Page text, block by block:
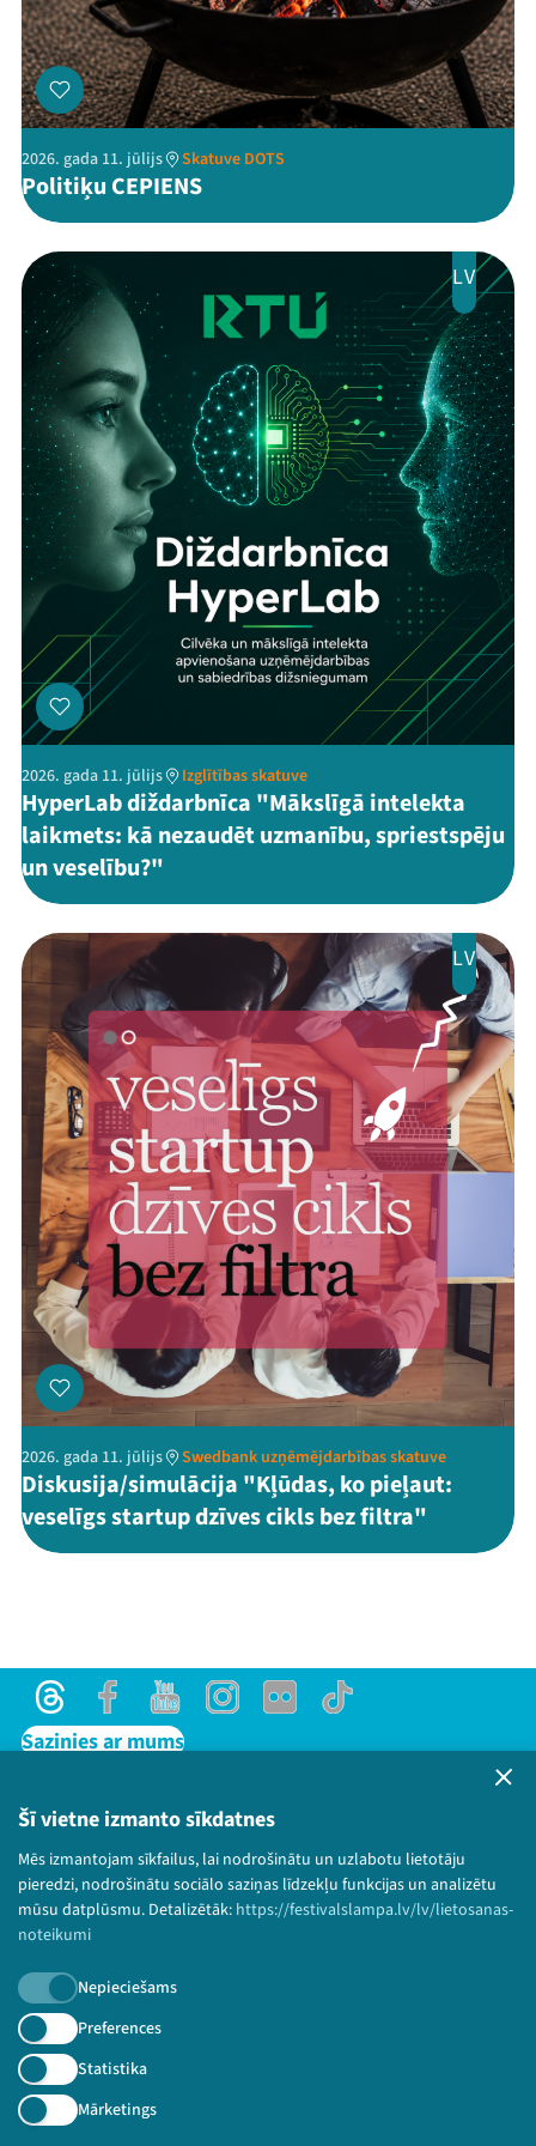
Šī vietne izmanto sīkdatnes
Mēs izmantojam sīkfailus, lai nodrošinātu un uzlabotu lietotāju
pieredzi, nodrošinātu sociālo saziņas līdzekļu funkcijas un analizētu
mūsu datplūsmu. Detalizētāk: https://festivalslampa.lv/lv/lietosanas-
noteikumi
Nepieciešams
Preferences
Statistika
Mārketings
ThreadsFacebookYoutube
X Instagram
Flick TikTok
2026. gada 11. jūlijs Skatuve DOTS
Politiķu CEPIENS
LV
2026. gada 11. jūlijs Izglītības skatuve
HyperLab diždarbnīca "Mākslīgā intelekta
laikmets: kā nezaudēt uzmanību, spriestspēju
un veselību?"
LV
2026. gada 11. jūlijs Swedbank uzņēmējdarbības skatuve
Diskusija/simulācija "Kļūdas, ko pieļaut:
veselīgs startup dzīves cikls bez filtra"
ThreadsFacebookYoutubeInstagram
Flick TikTok
Sazinies ar mums
Lietošanas noteikumi un sīkdatņu politika
Bērnu aizsardzības politika
© 2026 Sarunu festivāls LAMPA Visas tiesības
paturētas.
Piesakies jaunumiem!
Nepalaid garām aktuālāko informāciju!